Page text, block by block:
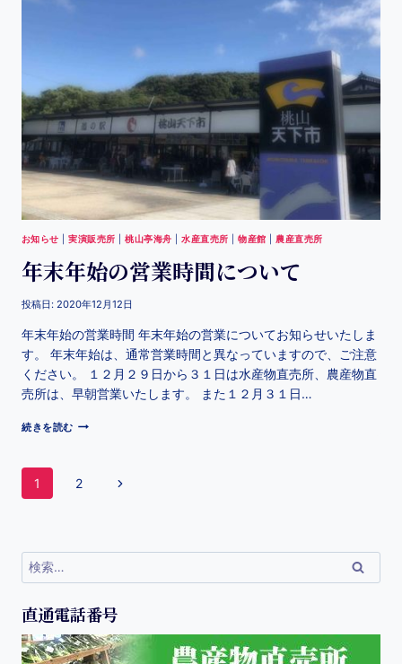
お知らせ |実演販売所 |桃山亭海舟 |水産直売所 |物産館 農産直売所
年末年始の営業時間について
投稿日: 2020年12月12日
年末年始の営業時間 年末年始の営業についてお知らせいたしま
す。 年末年始は、通常営業時間と異なっていますので、ご注意
ください。 １２月２９日から３１日は水産物直売所、農産物直
売所は、早朝営業いたします。 また１２月３１日…
続きを読む
1 2
直通電話番号